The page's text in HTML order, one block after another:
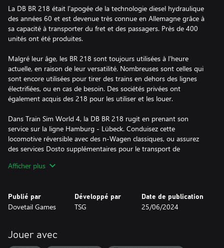
La DB BR 218 était l'apogée de la technologie diesel hydraulique
des années 60 et est devenue très connue en Allemagne grâce à
sa capacité à transporter du fret et des passagers. Près de 400
unités ont été produites.
Malgré leur âge, les BR 218 sont toujours utilisées à l'heure
actuelle, en raison de leur versatilité. Nombreuses sont celles qui
sont encore utilisées pour tirer des trains en dehors des lignes
électrifiées, ou en cas de besoin. Des sociétés privées ont
également acquis des 218 pour les utiliser et les louer.
Dans Train Sim World 4, la DB BR 218 rugit en prenant son
service sur la ligne Hamburg - Lübeck. Conduisez cette
locomotive réversible avec des n-Wagen classiques, ou assurez
des services Dosto supplémentaires pour le transport de
également inclus en bonus, avec la BR 218 et les Dostos de
Afficher plus
Publié par
Dovetail Games
Développé par
TSG
Date de publication
25/06/2024
Jouer avec